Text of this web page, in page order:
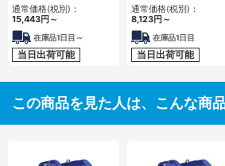
通常価格(税別)：
15,443円～
在庫品1日目～
当日出荷可能
通常価格(税別)：
8,123円～
在庫品1日目
当日出荷可能
この商品を見た人は、こんな商